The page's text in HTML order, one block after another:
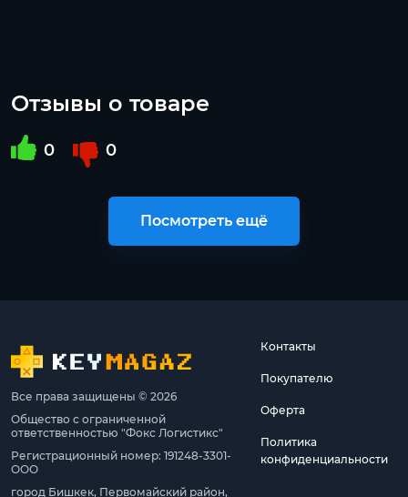
Отзывы о товаре
0 0
Посмотреть ещё
Все права защищены © 2026
Общество с ограниченной
ответственностью "Фокс Логистикс"
Регистрационный номер: 191248-3301-
ООО
город Бишкек, Первомайский район,
Контакты
Покупателю
Оферта
Политика
конфиденциальности